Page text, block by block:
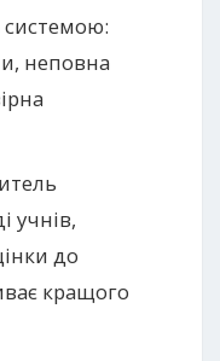
системою:
неповна
учнів,
до
кращого